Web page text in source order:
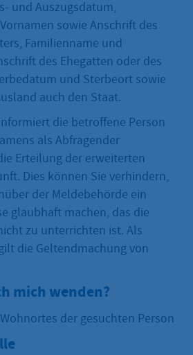
und Auszugsdatum,
sowie Anschrift des
Familienname und
des Ehegatten oder des
und Sterbeort sowie
auch den Staat.
die betroffene Person
als Abfragender
Erteilung der erweiterten
Dies können Sie verhindern,
der Meldebehörde ein
glaubhaft machen, das die
zu unterrichten ist. Als
die Geltendmachung von
mich wenden?
der gesuchten Person